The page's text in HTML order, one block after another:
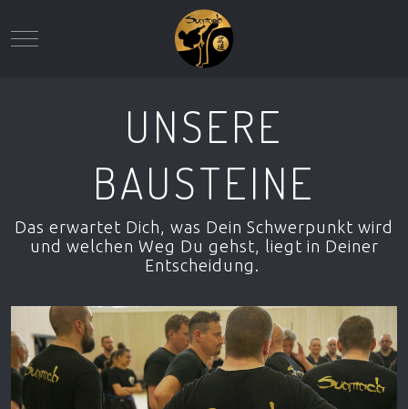
Mobile Menu Toggle
UNSERE
BAUSTEINE
Das erwartet Dich, was Dein Schwerpunkt wird
und welchen Weg Du gehst, liegt in Deiner
Entscheidung.